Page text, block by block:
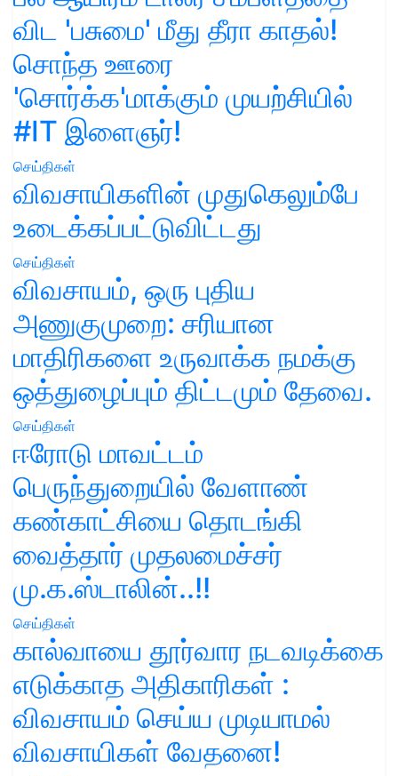
விட 'பசுமை' மீது தீரா காதல்!
சொந்த ஊரை
'சொர்க்க'மாக்கும் முயற்சியில்
#IT இளைஞர்!
செய்திகள்
விவசாயிகளின் முதுகெலும்பே
உடைக்கப்பட்டுவிட்டது
செய்திகள்
விவசாயம், ஒரு புதிய
அணுகுமுறை: சரியான
மாதிரிகளை உருவாக்க நமக்கு
ஒத்துழைப்பும் திட்டமும் தேவை.
செய்திகள்
ஈரோடு மாவட்டம்
பெருந்துறையில் வேளாண்
கண்காட்சியை தொடங்கி
வைத்தார் முதலமைச்சர்
மு.க.ஸ்டாலின்..!!
செய்திகள்
கால்வாயை தூர்வார நடவடிக்கை
எடுக்காத அதிகாரிகள் :
விவசாயம் செய்ய முடியாமல்
விவசாயிகள் வேதனை!